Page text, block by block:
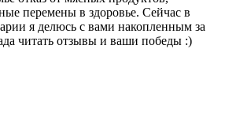
перемены в здоровье. Сейчас в
я делюсь с вами накопленным за
читать отзывы и ваши победы :)